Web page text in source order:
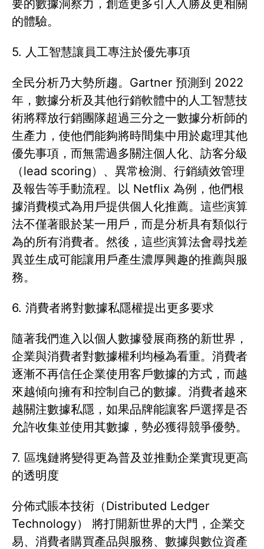
要的數據洞察力，創造更多引人入勝及更相關
的體驗。
5. 人工智慧讓員工專注於優先事項
全民分析乃大勢所趨。Gartner 預測到 2022
年，數據分析及其他行銷軟體中的人工智慧技
術將釋放行銷團隊超過三分之一數據分析師的
生產力，使他們能夠將時間集中用於處理其他
優先事項，而無需過多關注個人化、訪客分級
（lead scoring）、異常檢測、行銷績效管理
及報告等手動流程。以 Netflix 為例，他們根
據消費模式為用戶提供個人化推薦。這些演算
法不僅著眼於某一用戶，而是分析具有類似行
為的所有消費者。然後，這些演算法會尋找差
異並生成可能讓用戶產生濃厚興趣的推薦與服
務。
6. 消費者將對數據私隱權提出更多要求
隨著我們進入以個人數據發展商務的新世界，
企業與消費者對數據權利均極為看重。消費者
逐漸不再信任企業使用客戶數據的方式，而越
來越傾向擁有和控制自己的數據。消費者越來
越關注數據私隱，如果品牌能讓客戶選擇是否
允許收集並使用其數據，勢必獲得競爭優勢。
7. 區塊鏈將變得更為普及並推動企業實現更高
的透明度
分佈式賬本技術（Distributed Ledger
Technology） 將打開新世界的大門，企業交
易、消費者購買產品與服務、數據與數位資產